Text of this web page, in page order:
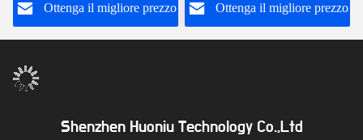
La tua ricarica Funzione
di ricarica rapida
Ottenga il migliore prezzo Ottenga il migliore prezzo
Shenzhen Huoniu Technology Co.,Ltd